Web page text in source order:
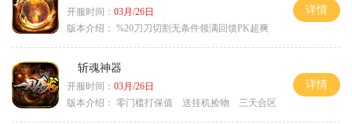
开服时间： 03月/26日
版本介绍： %20刀刀切割无条件领满回馈PK超爽
详情
斩魂神器
开服时间： 03月/26日
版本介绍： 零门槛打保值 送挂机捡物 三天合区
详情